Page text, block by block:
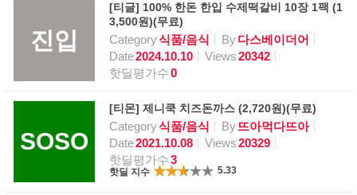
진입
[티글] 100% 한돈 한입 수제떡갈비 10장 1팩 (1
3,500원)(무료)
Category식품/음식 By다스베이더어
Date2024.10.10 Views20342
핫딜평가수0
SOSO
[티몬] 제니쿡 치즈돈까스 (2,720원)(무료)
Category식품/음식 By뜨아먹다뜨아
Date2021.10.08 Views20329
핫딜평가수3
핫딜 지수 5.33